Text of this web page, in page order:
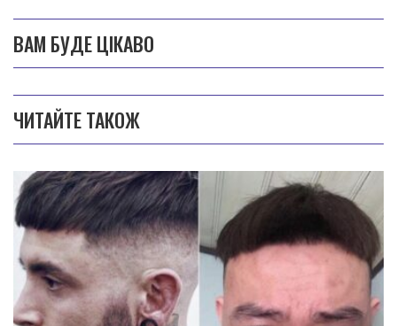
ВАМ БУДЕ ЦІКАВО
ЧИТАЙТЕ ТАКОЖ